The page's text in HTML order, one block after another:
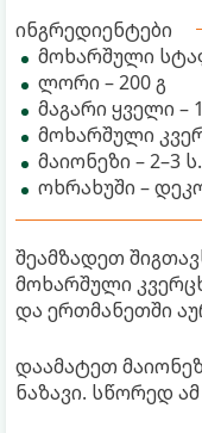
ინგრედიენტები
მოხარშული
ლორი – 200 გ
მაგარი ყველი –
მოხარშული
მაიონეზი – 2–3
ოხრახუში –
შეამზადეთ
მოხარშული
და ერთმანეთში
დაამატეთ
ნაზავი. სწორედ ამ